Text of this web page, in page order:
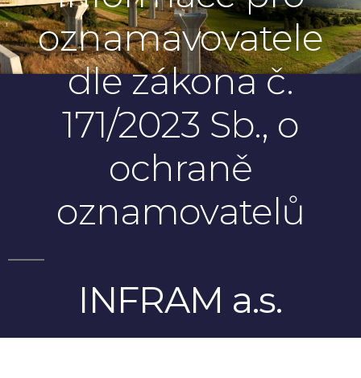
oznamavovatele
dle zákona č.
171/2023 Sb., o
ochraně
oznamovatelů
INFRAM a.s.